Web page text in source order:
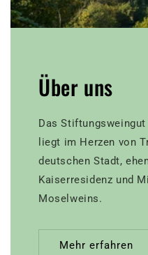
Über uns
Das
liegt im Herzen von
deutschen Stadt,
Kaiserresidenz und
Moselweins.
Mehr erfahren